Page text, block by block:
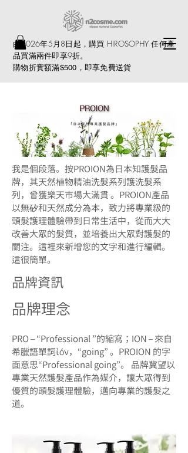
由2026年5月8日起，購買 HIROSOPHY 任何產
品買滿兩件即享9折。
購物折實額滿$500 ，即享免費送貨
我是個段落。按PROION為日本知護髮品
牌，其天然植物精油洗髮系列護洗髮系
列，曾獲樂天市場大滿貫 。PROION產品
以無矽和天然成分為本，致力將專業級的
頭髮護理體驗帶到日常生活中，從而大大
改善大眾的髮質，並培養出大眾對護髮的
關注。這裡來新增您的文字和進行編輯。
這很簡單。
品牌資訊
品牌理念
PRO – “Professional ”的縮寫；ION – 來自
希臘語單詞ἰόν，“going” 。PROION 的字
面意思“Professional going”。 品牌冀望以
專業天然護髮產品作為媒介，讓大眾得到
優質的頭髮護理體驗，邁向專業的護髮之
道。